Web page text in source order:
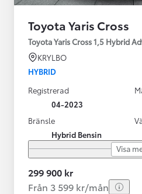
Toyota Yaris Cross
Toyota Yaris Cross 1,5 Hybrid
KRYLBO
HYBRID
Registrerad
04-2023
Bränsle
Hybrid Bensin
Visa
299 900 kr
Från 3 599 kr/mån